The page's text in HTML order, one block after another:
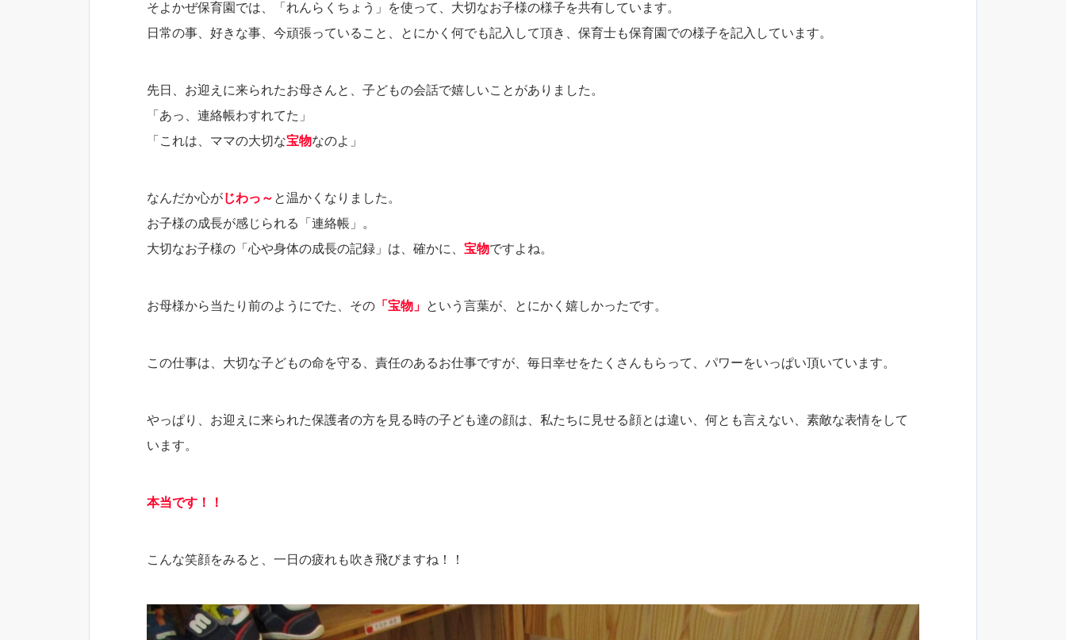
そよかぜ保育園では、「れんらくちょう」を使って、大切なお子様の様子を共有しています。
日常の事、好きな事、今頑張っていること、とにかく何でも記入して頂き、保育士も保育園での様子を記入しています。
先日、お迎えに来られたお母さんと、子どもの会話で嬉しいことがありました。
「あっ、連絡帳わすれてた」
「これは、ママの大切な宝物なのよ」
なんだか心がじわっ～ と温かくなりました。
お子様の成長が感じられる「連絡帳」。
大切なお子様の「心や身体の成長の記録」は、確かに、 宝物ですよね。
お母様から当たり前のようにでた、その 「宝物」 という言葉が、とにかく嬉しかったです。
この仕事は、大切な子どもの命を守る、責任のあるお仕事ですが、毎日幸せをたくさんもらって、パワーをいっぱい頂いています。
やっぱり、お迎えに来られた保護者の方を見る時の子ども達の顔は、私たちに見せる顔とは違い、何とも言えない、素敵な表情をして
います。
本当です！！
こんな笑顔をみると、一日の疲れも吹き飛びますね！！